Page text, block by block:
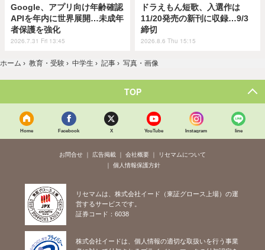
Google、アプリ向け年齢確認
APIを年内に世界展開…未成年
者保護を強化
2026.7.31 Fri 13:45
ドラえもん短歌、入選作は
11/20発売の新刊に収録…9/3
締切
2026.8.6 Thu 15:15
ホーム › 教育・受験 › 中学生 › 記事 › 写真・画像
TOP
Home Facebook X YouTube Instagram line
お問合せ 広告掲載 会社概要
リセマムについて
個人情報保護方針
リセマムは、株式会社イード（東証グロース上場）の運
営するサービスです。
証券コード：6038
株式会社イードは、個人情報の適切な取扱いを行う事業